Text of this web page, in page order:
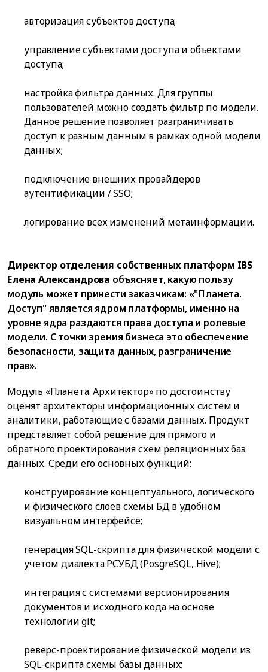
авторизация субъектов доступа;
управление субъектами доступа и объектами
доступа;
настройка фильтра данных. Для группы
пользователей можно создать фильтр по модели.
Данное решение позволяет разграничивать
доступ к разным данным в рамках одной модели
данных;
подключение внешних провайдеров
аутентификации / SSO;
логирование всех изменений метаинформации.
Директор отделения собственных платформ IBS
Елена Александрова объясняет, какую пользу
модуль может принести заказчикам: «"Планета.
Доступ" является ядром платформы, именно на
уровне ядра раздаются права доступа и ролевые
модели. С точки зрения бизнеса это обеспечение
безопасности, защита данных, разграничение
прав».
Модуль «Планета. Архитектор» по достоинству
оценят архитекторы информационных систем и
аналитики, работающие с базами данных. Продукт
представляет собой решение для прямого и
обратного проектирования схем реляционных баз
данных. Среди его основных функций:
конструирование концептуального, логического
и физического слоев схемы БД в удобном
визуальном интерфейсе;
генерация SQL-скрипта для физической модели с
учетом диалекта РСУБД (PosgreSQL, Hive);
интеграция с системами версионирования
документов и исходного кода на основе
технологии git;
реверс-проектирование физической модели из
SQL-скрипта схемы базы данных;